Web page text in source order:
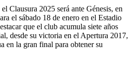
Clausura 2025 será ante Génesis, en
el sábado 18 de enero en el Estadio
que el club acumula siete años
desde su victoria en el Apertura 2017,
en la gran final para obtener su